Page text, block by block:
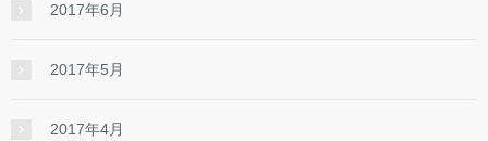
2017年6月
2017年5月
2017年4月